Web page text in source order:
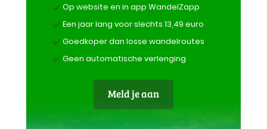
Op website en in app WandelZapp
Een jaar lang voor slechts 13,49 euro
Goedkoper dan losse wandelroutes
Geen automatische verlenging
Meld je aan